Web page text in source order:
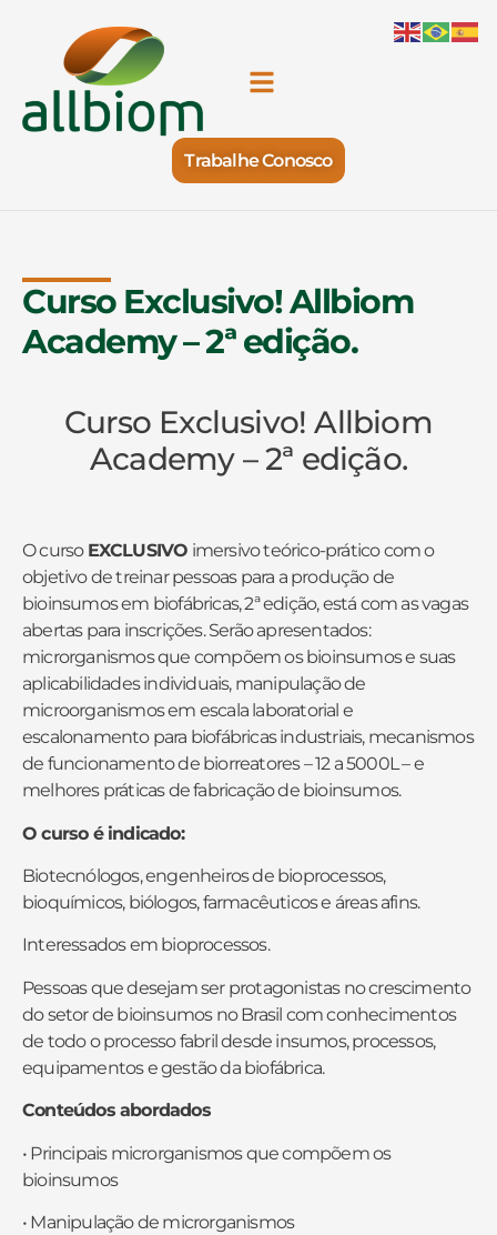
Trabalhe Conosco
Curso Exclusivo! Allbiom
Academy – 2ª edição.
Curso Exclusivo! Allbiom
Academy – 2ª edição.
O curso EXCLUSIVO imersivo teórico-prático com o
objetivo de treinar pessoas para a produção de
bioinsumos em biofábricas, 2ª edição, está com as vagas
abertas para inscrições. Serão apresentados:
microrganismos que compõem os bioinsumos e suas
aplicabilidades individuais, manipulação de
microorganismos em escala laboratorial e
escalonamento para biofábricas industriais, mecanismos
de funcionamento de biorreatores – 12 a 5000L – e
melhores práticas de fabricação de bioinsumos.
O curso é indicado:
Biotecnólogos, engenheiros de bioprocessos,
bioquímicos, biólogos, farmacêuticos e áreas afins.
Interessados em bioprocessos.
Pessoas que desejam ser protagonistas no crescimento
do setor de bioinsumos no Brasil com conhecimentos
de todo o processo fabril desde insumos, processos,
equipamentos e gestão da biofábrica.
Conteúdos abordados
• Principais microrganismos que compõem os
bioinsumos
• Manipulação de microrganismos